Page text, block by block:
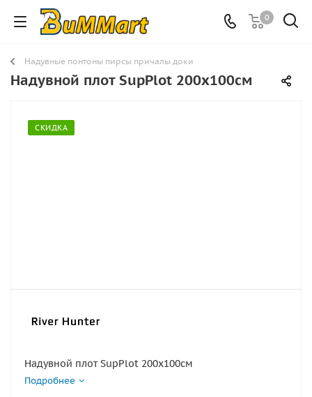
0
Надувные понтоны пирсы причалы доки
Надувной плот SupPlot 200х100см
СКИДКА
Надувной плот SupPlot 200х100см
Подробнее